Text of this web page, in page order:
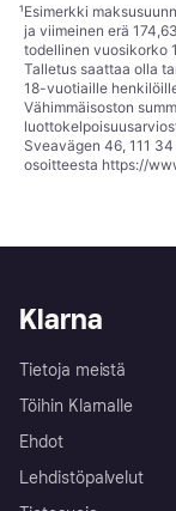
¹Esimerkki
ja viimeinen erä
todellinen vuosikorko
Talletus saattaa olla
18-vuotiaille
Vähimmäisoston
Sveavägen 46, 111
osoitteesta https://
Klarna
Tietoja meistä
Töihin Klarnalle
Ehdot
Lehdistöpalvelut